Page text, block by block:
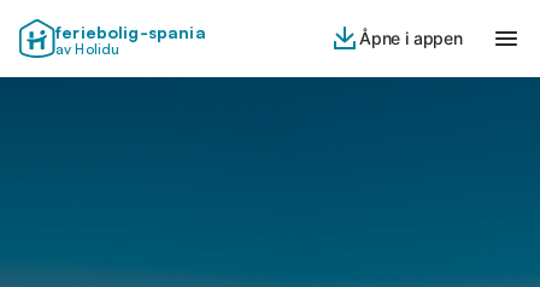
feriebolig-spania
av Holidu
Åpne i appen